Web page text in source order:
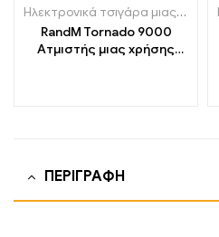
Ηλεκτρονικά τσιγάρα μιας χρήσης
RandM Tornado 9000
Ατμιστής μιας χρήσης
ΠΕΡΙΓΡΑΦΉ